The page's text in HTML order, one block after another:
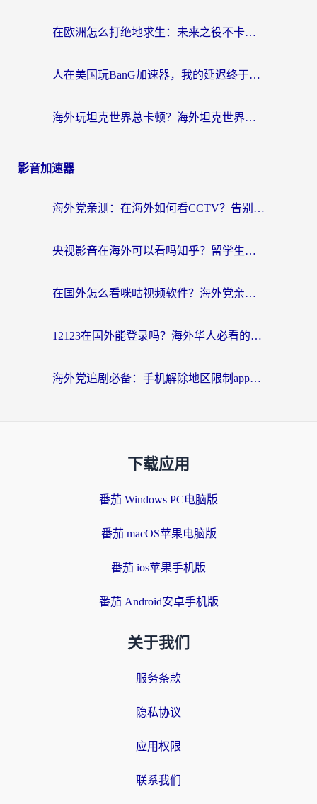
在欧洲怎么打绝地求生：未来之役不卡？留学生亲测的加速器避坑指南
人在美国玩BanG加速器，我的延迟终于绿了
海外玩坦克世界总卡顿？海外坦克世界加速器有哪些？实测好用的选择在这里
影音加速器
海外党亲测：在海外如何看CCTV？告别“仅限大陆播放”的实用指南
央视影音在海外可以看吗知乎？留学生亲测：3步解决地域限制+追剧自由
在国外怎么看咪咕视频软件？海外党亲测有效的回国加速方案
12123在国外能登录吗？海外华人必看的回国加速实用指南
海外党追剧必备：手机解除地区限制app怎么选？解决央视视频&国内剧地区限制全指南
下载应用
番茄 Windows PC电脑版
番茄 macOS苹果电脑版
番茄 ios苹果手机版
番茄 Android安卓手机版
关于我们
服务条款
隐私协议
应用权限
联系我们